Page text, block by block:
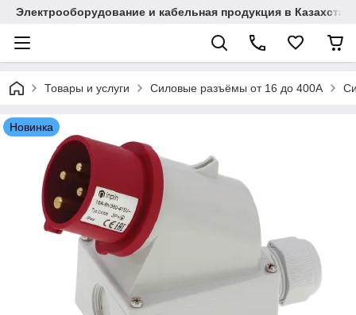
Электрооборудование и кабельная продукция в
Товары и услуги Силовые разъёмы от 16 до 400A
Новинка